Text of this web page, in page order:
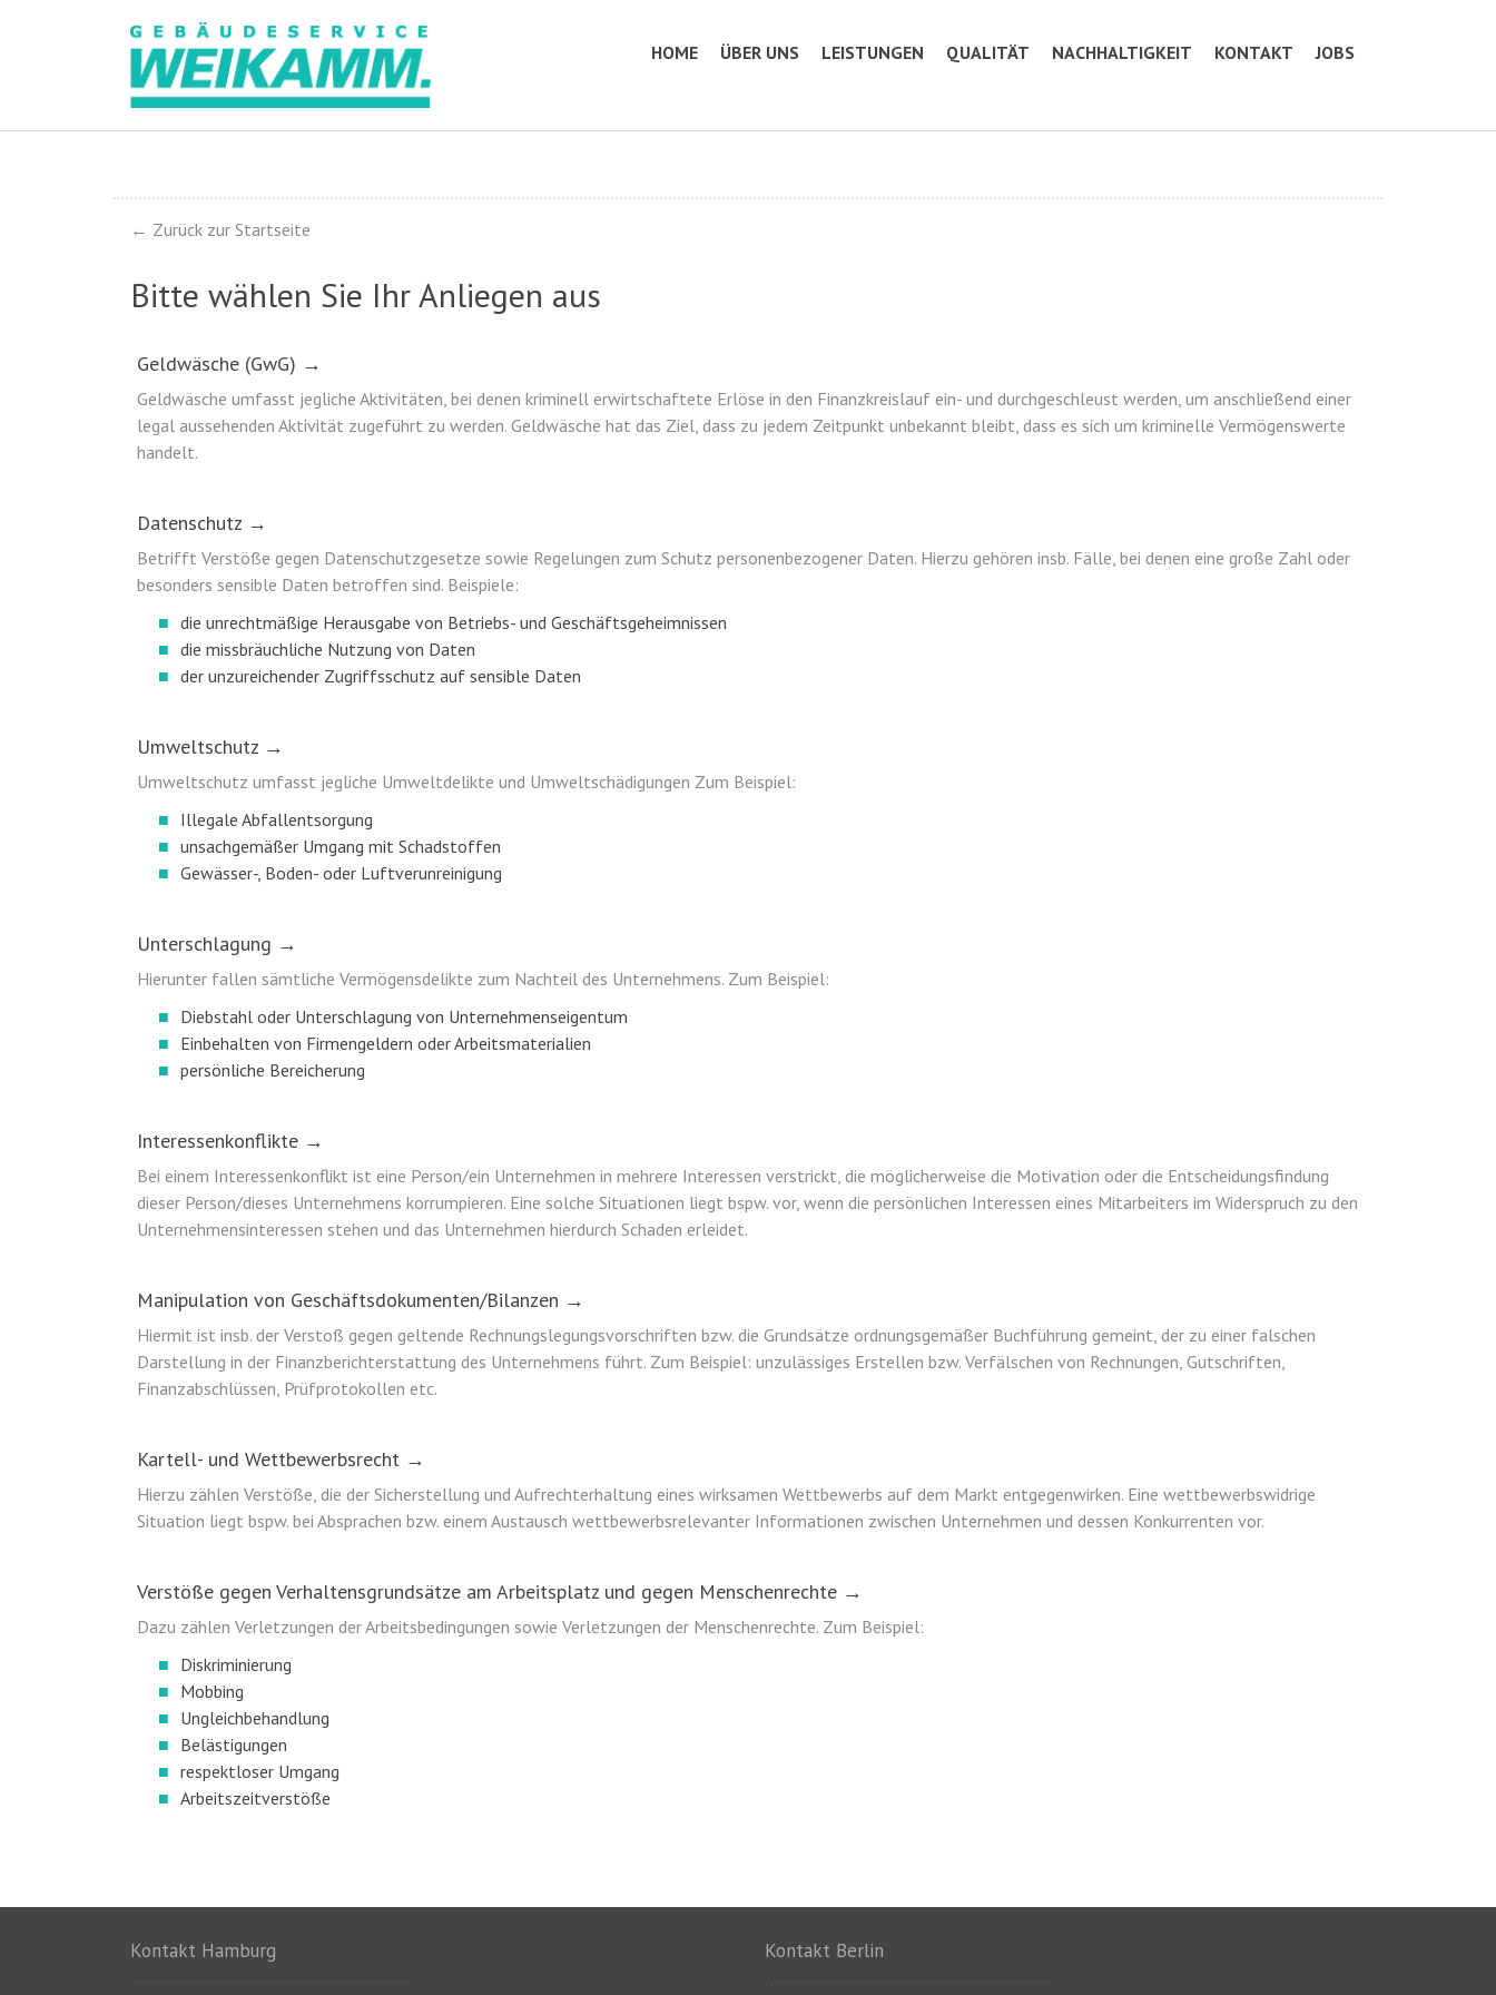
HOME ÜBER UNS LEISTUNGEN QUALITÄT NACHHALTIGKEIT KONTAKT JOBS
← Zurück zur Startseite
Bitte wählen Sie Ihr Anliegen aus
Geldwäsche (GwG) →
Geldwäsche umfasst jegliche Aktivitäten, bei denen kriminell erwirtschaftete Erlöse in den Finanzkreislauf ein- und durchgeschleust werden, um anschließend einer
legal aussehenden Aktivität zugeführt zu werden. Geldwäsche hat das Ziel, dass zu jedem Zeitpunkt unbekannt bleibt, dass es sich um kriminelle Vermögenswerte
handelt.
Datenschutz →
Betrifft Verstöße gegen Datenschutzgesetze sowie Regelungen zum Schutz personenbezogener Daten. Hierzu gehören insb. Fälle, bei denen eine große Zahl oder
besonders sensible Daten betroffen sind. Beispiele:
die unrechtmäßige Herausgabe von Betriebs- und Geschäftsgeheimnissen
die missbräuchliche Nutzung von Daten
der unzureichender Zugriffsschutz auf sensible Daten
Umweltschutz →
Umweltschutz umfasst jegliche Umweltdelikte und Umweltschädigungen Zum Beispiel:
Illegale Abfallentsorgung
unsachgemäßer Umgang mit Schadstoffen
Gewässer-, Boden- oder Luftverunreinigung
Unterschlagung →
Hierunter fallen sämtliche Vermögensdelikte zum Nachteil des Unternehmens. Zum Beispiel:
Diebstahl oder Unterschlagung von Unternehmenseigentum
Einbehalten von Firmengeldern oder Arbeitsmaterialien
persönliche Bereicherung
Interessenkonflikte →
Bei einem Interessenkonflikt ist eine Person/ein Unternehmen in mehrere Interessen verstrickt, die möglicherweise die Motivation oder die Entscheidungsfindung
dieser Person/dieses Unternehmens korrumpieren. Eine solche Situationen liegt bspw. vor, wenn die persönlichen Interessen eines Mitarbeiters im Widerspruch zu den
Unternehmensinteressen stehen und das Unternehmen hierdurch Schaden erleidet.
Manipulation von Geschäftsdokumenten/Bilanzen →
Hiermit ist insb. der Verstoß gegen geltende Rechnungslegungsvorschriften bzw. die Grundsätze ordnungsgemäßer Buchführung gemeint, der zu einer falschen
Darstellung in der Finanzberichterstattung des Unternehmens führt. Zum Beispiel: unzulässiges Erstellen bzw. Verfälschen von Rechnungen, Gutschriften,
Finanzabschlüssen, Prüfprotokollen etc.
Kartell- und Wettbewerbsrecht →
Hierzu zählen Verstöße, die der Sicherstellung und Aufrechterhaltung eines wirksamen Wettbewerbs auf dem Markt entgegenwirken. Eine wettbewerbswidrige
Situation liegt bspw. bei Absprachen bzw. einem Austausch wettbewerbsrelevanter Informationen zwischen Unternehmen und dessen Konkurrenten vor.
Verstöße gegen Verhaltensgrundsätze am Arbeitsplatz und gegen Menschenrechte →
Dazu zählen Verletzungen der Arbeitsbedingungen sowie Verletzungen der Menschenrechte. Zum Beispiel:
Diskriminierung
Mobbing
Ungleichbehandlung
Belästigungen
respektloser Umgang
Arbeitszeitverstöße
Kontakt Hamburg Kontakt Berlin